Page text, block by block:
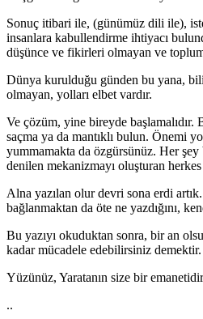
Sonuç itibari ile, (günümüz dili ile),
insanlara kabullendirme ihtiyacı
düşünce ve fikirleri olmayan ve toplum
Dünya kurulduğu günden bu yana,
olmayan, yolları elbet vardır.
Ve çözüm, yine bireyde
saçma ya da mantıklı bulun. Önemi
yummamakta da özgürsünüz. Her
denilen mekanizmayı oluşturan
Alna yazılan olur devri sona erdi
bağlanmaktan da öte ne yazdığını,
Bu yazıyı okuduktan sonra, bir an
kadar mücadele edebilirsiniz demektir.
Yüzünüz, Yaratanın size bir
..